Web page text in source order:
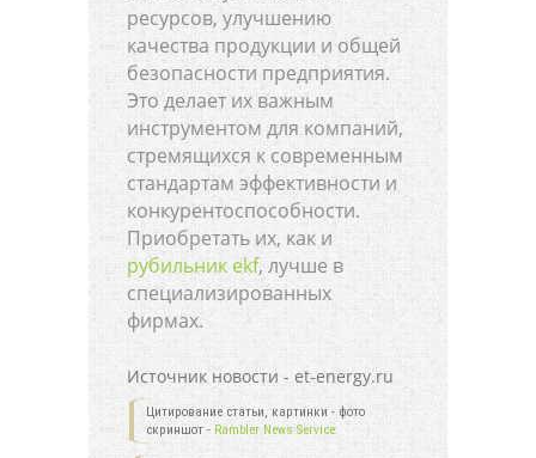
ресурсов, улучшению
качества продукции и общей
безопасности предприятия.
Это делает их важным
инструментом для компаний,
стремящихся к современным
стандартам эффективности и
конкурентоспособности.
Приобретать их, как и
рубильник ekf, лучше в
специализированных
фирмах.
Источник новости - et-energy.ru
Цитирование статьи, картинки - фото
скриншот - Rambler News Service.